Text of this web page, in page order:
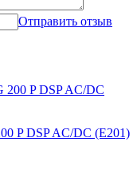
Отправить отзыв
P DSP AC/DC (E201)